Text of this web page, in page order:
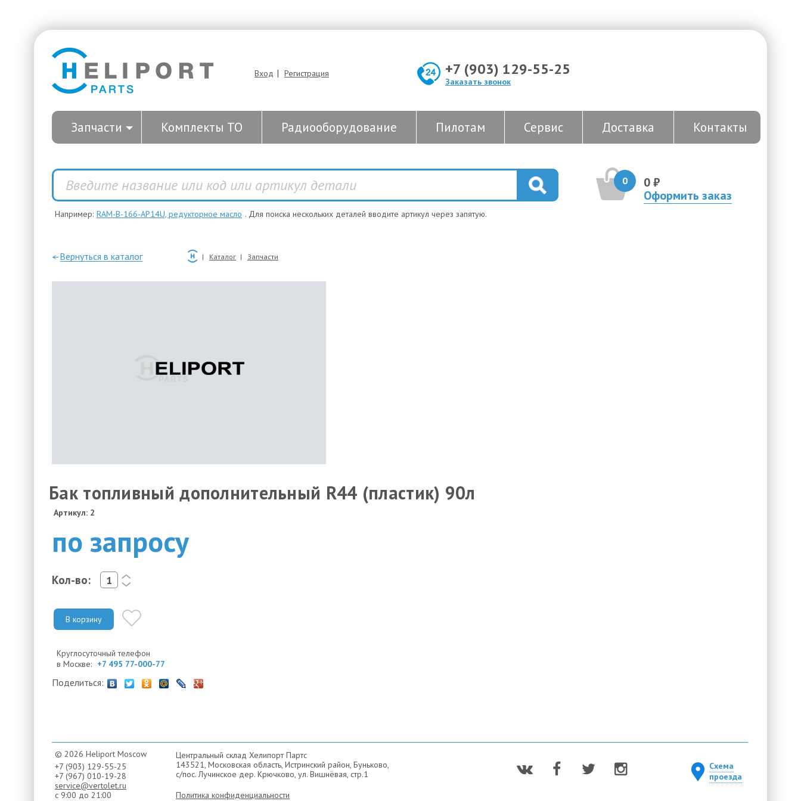
Вход | Регистрация +7 (903) 129-55-25
Заказать звонок
Запчасти Комплекты ТО Радиооборудование Пилотам Сервис Доставка Контакты
0
0 ₽
Оформить заказ
Например: RAM-B-166-AP14U, редукторное масло . Для поиска нескольких деталей вводите артикул через запятую.
—Вернуться в каталог Каталог Запчасти
Бак топливный дополнительный R44 (пластик) 90л
Артикул: 2
по запросу
Кол-во:
<
>
В корзину
Круглосуточный телефон
в Москве: +7 495 77-000-77
Поделиться:
© 2026 Heliport Moscow
+7 (903) 129-55-25
+7 (967) 010-19-28
service@vertolet.ru
с 9:00 до 21:00
Центральный склад Хелипорт Партс
143521, Московская область, Истринский район, Буньково,
с/пос. Лучинское дер. Крючково, ул. Вишнёвая, стр.1
Политика конфиденциальности
Схема
проезда